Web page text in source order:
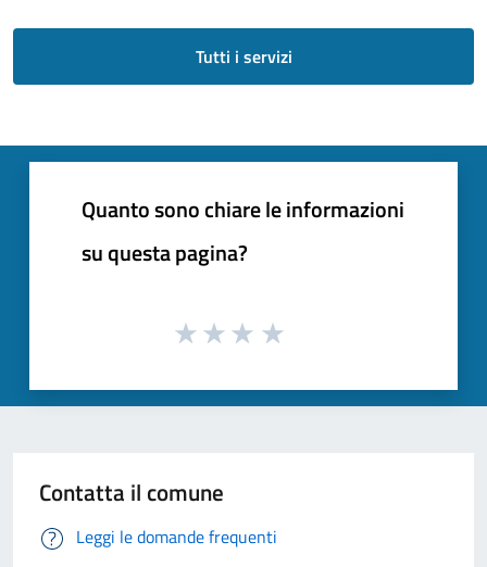
Tutti i servizi
Quanto sono chiare le informazioni
su questa pagina?
Contatta il comune
Leggi le domande frequenti